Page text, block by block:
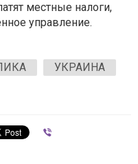
местные налоги,
управление.
УКРАИНА